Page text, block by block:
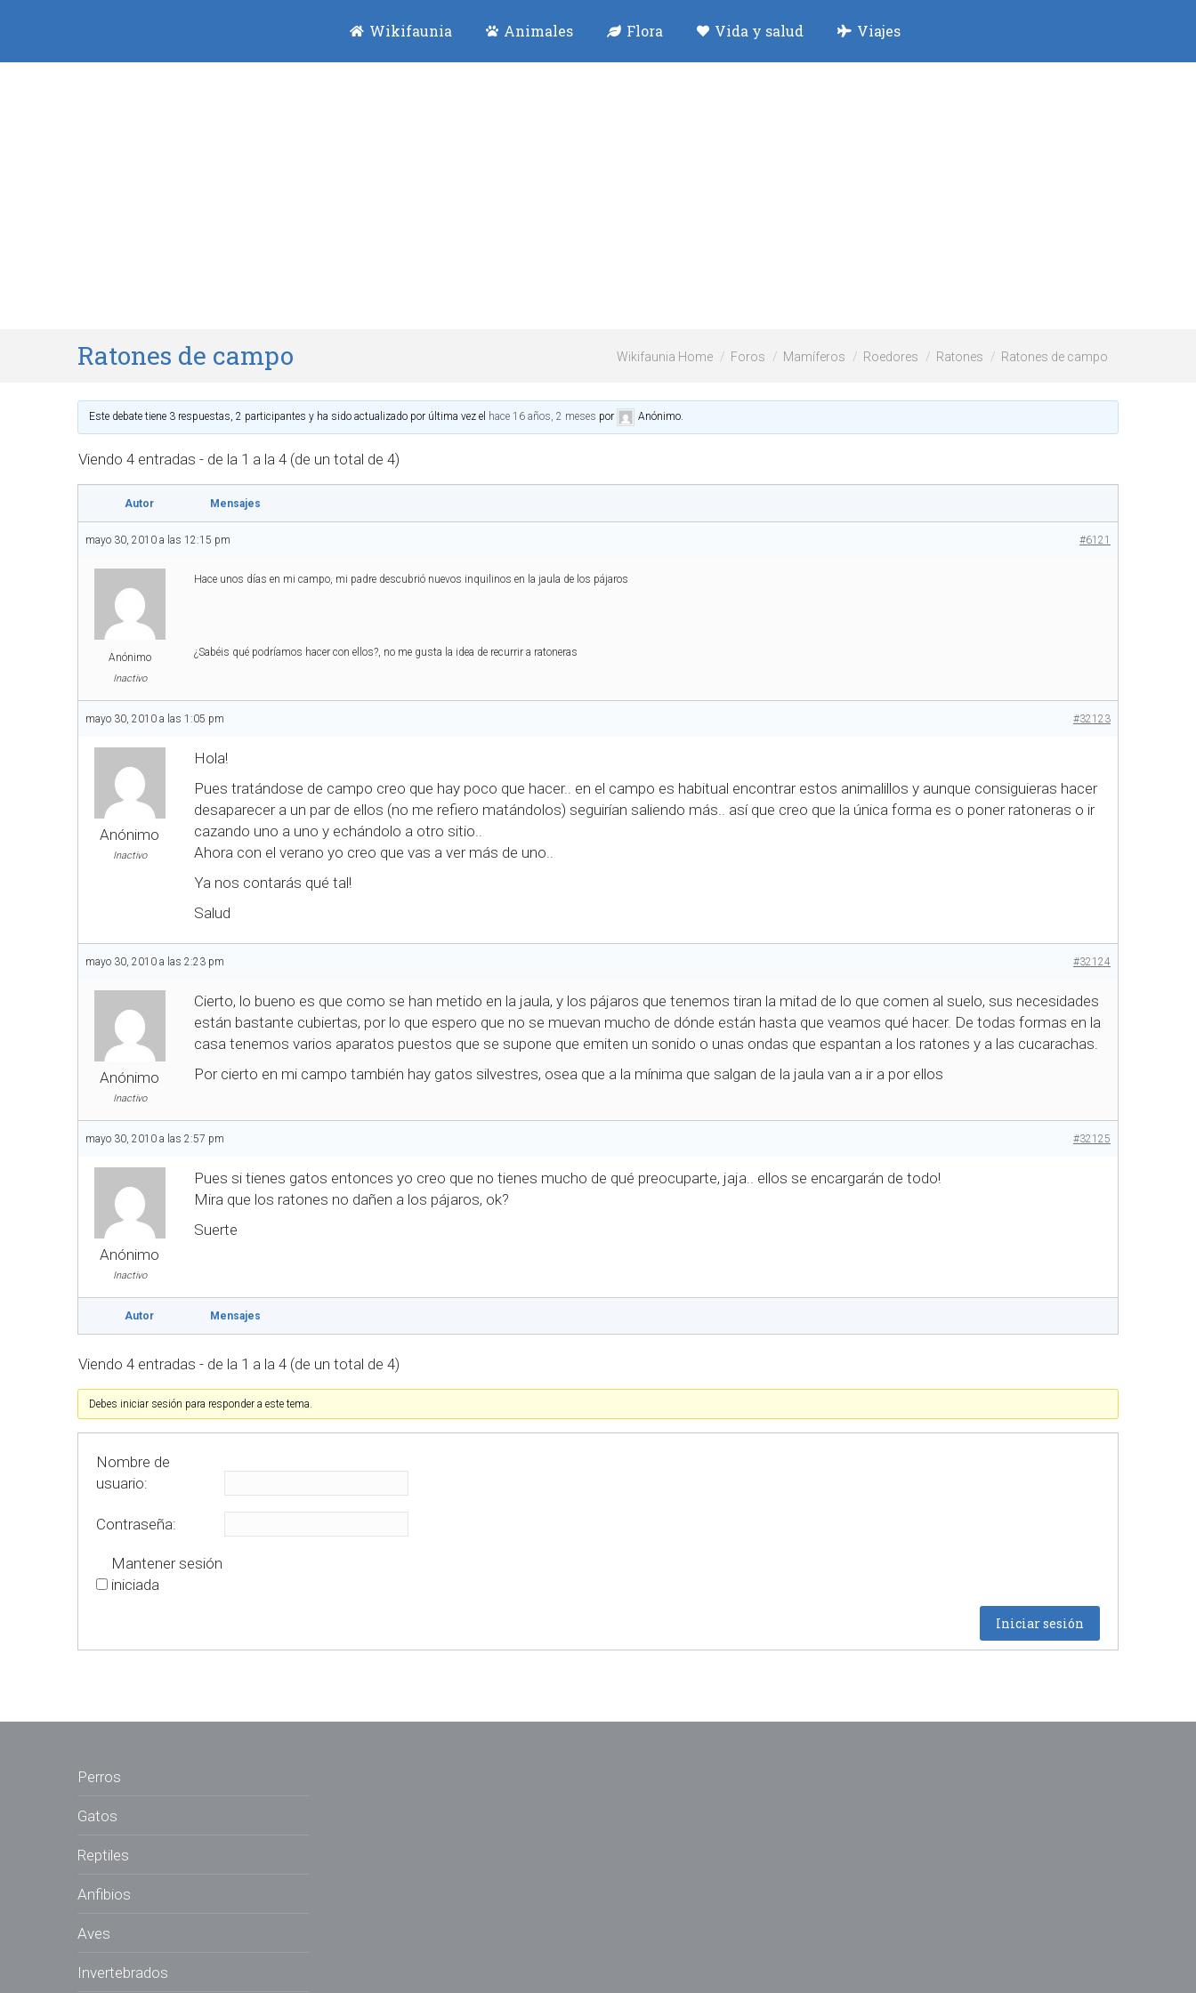
Wikifaunia Animales Flora Vida y salud Viajes
Ratones de campo Wikifaunia Home Foros Mamíferos Roedores Ratones Ratones de campo
Este debate tiene 3 respuestas, 2 participantes y ha sido actualizado por última vez el hace 16 años, 2 meses por Anónimo.
Viendo 4 entradas - de la 1 a la 4 (de un total de 4)
Autor Mensajes
mayo 30, 2010 a las 12:15 pm #6121
Anónimo
Inactivo
Hace unos días en mi campo, mi padre descubrió nuevos inquilinos en la jaula de los pájaros
¿Sabéis qué podríamos hacer con ellos?, no me gusta la idea de recurrir a ratoneras
mayo 30, 2010 a las 1:05 pm #32123
Anónimo
Inactivo
Hola!
Pues tratándose de campo creo que hay poco que hacer.. en el campo es habitual encontrar estos animalillos y aunque consiguieras hacer
desaparecer a un par de ellos (no me refiero matándolos) seguirían saliendo más.. así que creo que la única forma es o poner ratoneras o ir
cazando uno a uno y echándolo a otro sitio..
Ahora con el verano yo creo que vas a ver más de uno..
Ya nos contarás qué tal!
Salud
mayo 30, 2010 a las 2:23 pm #32124
Anónimo
Inactivo
Cierto, lo bueno es que como se han metido en la jaula, y los pájaros que tenemos tiran la mitad de lo que comen al suelo, sus necesidades
están bastante cubiertas, por lo que espero que no se muevan mucho de dónde están hasta que veamos qué hacer. De todas formas en la
casa tenemos varios aparatos puestos que se supone que emiten un sonido o unas ondas que espantan a los ratones y a las cucarachas.
Por cierto en mi campo también hay gatos silvestres, osea que a la mínima que salgan de la jaula van a ir a por ellos
mayo 30, 2010 a las 2:57 pm #32125
Anónimo
Inactivo
Pues si tienes gatos entonces yo creo que no tienes mucho de qué preocuparte, jaja.. ellos se encargarán de todo!
Mira que los ratones no dañen a los pájaros, ok?
Suerte
Autor Mensajes
Viendo 4 entradas - de la 1 a la 4 (de un total de 4)
Debes iniciar sesión para responder a este tema.
Nombre de
usuario:
Contraseña:
Mantener sesión
iniciada
Iniciar sesión
Perros
Gatos
Reptiles
Anfibios
Aves
Invertebrados